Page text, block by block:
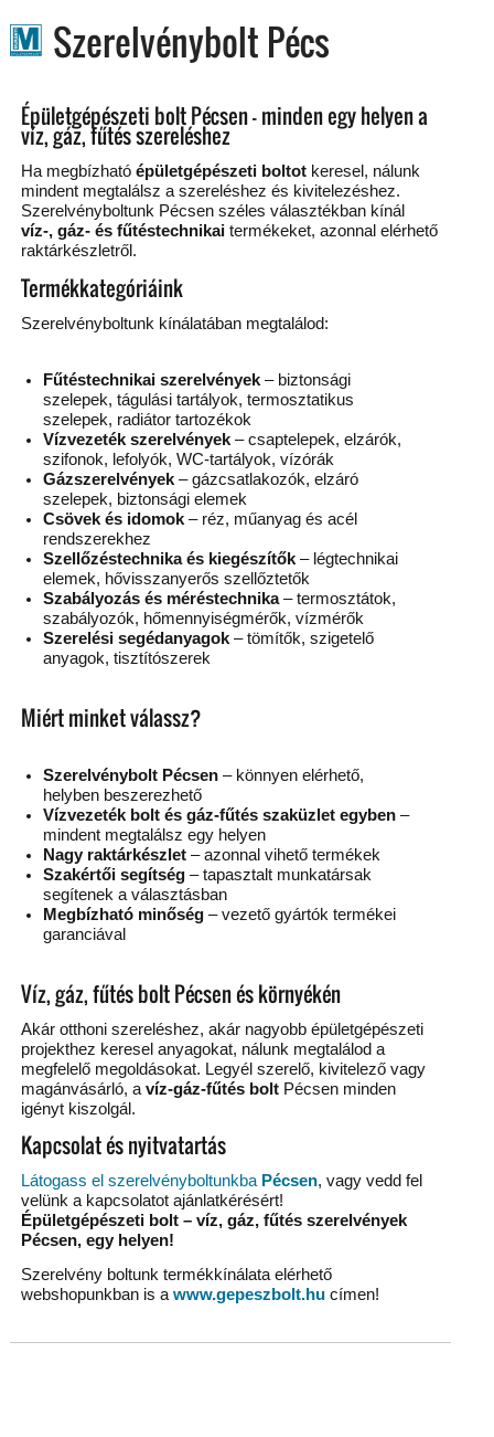
Szerelvénybolt Pécs
Épületgépészeti bolt Pécsen – minden egy helyen a
víz, gáz, fűtés szereléshez
Ha megbízható épületgépészeti boltotkeresel, nálunk
mindent megtalálsz a szereléshez és kivitelezéshez.
Szerelvényboltunk Pécsen széles választékban kínál
víz-, gáz- és fűtéstechnikaitermékeket, azonnal elérhető
raktárkészletről.
Termékkategóriáink
Szerelvényboltunk kínálatában megtalálod:
Fűtéstechnikai szerelvények– biztonsági
szelepek, tágulási tartályok, termosztatikus
szelepek, radiátor tartozékok
Vízvezeték szerelvények– csaptelepek, elzárók,
szifonok, lefolyók, WC-tartályok, vízórák
Gázszerelvények– gázcsatlakozók, elzáró
szelepek, biztonsági elemek
Csövek és idomok– réz, műanyag és acél
rendszerekhez
Szellőzéstechnika és kiegészítők– légtechnikai
elemek, hővisszanyerős szellőztetők
Szabályozás és méréstechnika– termosztátok,
szabályozók, hőmennyiségmérők, vízmérők
Szerelési segédanyagok– tömítők, szigetelő
anyagok, tisztítószerek
Miért minket válassz?
Szerelvénybolt Pécsen– könnyen elérhető,
helyben beszerezhető
Vízvezeték bolt és gáz-fűtés szaküzlet egyben–
mindent megtalálsz egy helyen
Nagy raktárkészlet– azonnal vihető termékek
Szakértői segítség– tapasztalt munkatársak
segítenek a választásban
Megbízható minőség– vezető gyártók termékei
garanciával
Víz, gáz, fűtés bolt Pécsen és környékén
Akár otthoni szereléshez, akár nagyobb épületgépészeti
projekthez keresel anyagokat, nálunk megtalálod a
megfelelő megoldásokat. Legyél szerelő, kivitelező vagy
magánvásárló, a víz-gáz-fűtés boltPécsen minden
igényt kiszolgál.
Kapcsolat és nyitvatartás
Látogass el szerelvényboltunkba Pécsen, vagy vedd fel
velünk a kapcsolatot ajánlatkérésért!
Épületgépészeti bolt – víz, gáz, fűtés szerelvények
Pécsen, egy helyen!
Szerelvény boltunk termékkínálata elérhető
webshopunkban is awww.gepeszbolt.hucímen!